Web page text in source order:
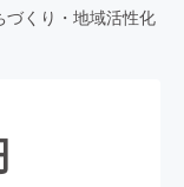
づくり・地域活性化